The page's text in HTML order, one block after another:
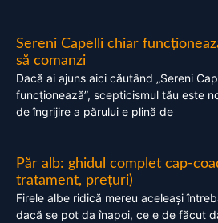
Sereni Capelli chiar
să comanzi
Dacă ai ajuns aici căutând „Sereni
funcționează”, scepticismul tău este
de îngrijire a părului e plină de
Păr alb: ghidul complet cap-
tratament, prețuri)
Firele albe ridică mereu aceleași
dacă se pot da înapoi, ce e de făcut